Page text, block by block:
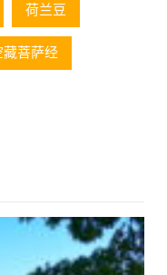
荷兰豆
藏菩萨经